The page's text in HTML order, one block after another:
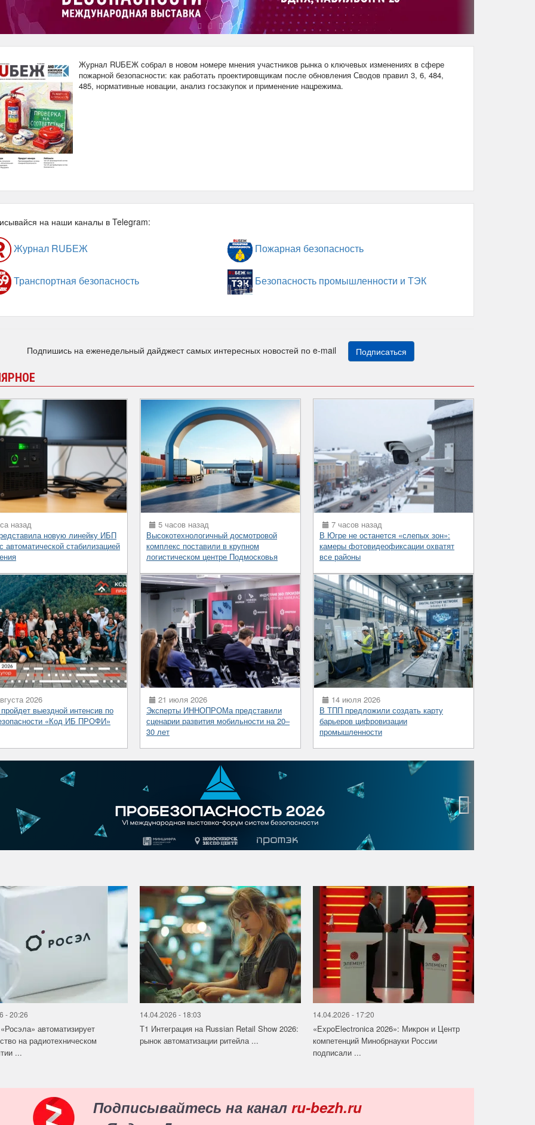
Журнал RUБЕЖ собрал в новом номере мнения участников рынка о ключевых изменениях в сфере
пожарной безопасности: как работать проектировщикам после обновления Сводов правил 3, 6, 484,
485, нормативные новации, анализ госзакупок и применение нацрежима.
на наши каналы в Telegram:
Журнал RUБЕЖ Пожарная безопасность
Транспортная безопасность Безопасность промышленности и ТЭК
Подпишись на еженедельный дайджест самых интересных новостей по e-mail Подписаться
назад
новую линейку ИБП
автоматической стабилизацией
5 часов назад
Высокотехнологичный досмотровой
комплекс поставили в крупном
логистическом центре Подмосковья
7 часов назад
В Югре не останется «слепых зон»:
камеры фотовидеофиксации охватят
все районы
2026
выездной интенсив по
«Код ИБ ПРОФИ»
21 июля 2026
Эксперты ИННОПРОМа представили
сценарии развития мобильности на 20–
30 лет
14 июля 2026
В ТПП предложили создать карту
барьеров цифровизации
промышленности
- 20:26
автоматизирует
на радиотехническом
...
14.04.2026 - 18:03
Т1 Интеграция на Russian Retail Show 2026:
рынок автоматизации ритейла ...
14.04.2026 - 17:20
«ExpoElectronica 2026»: Микрон и Центр
компетенций Минобрнауки России
подписали ...
Подписывайтесь на канал ru-bezh.ru